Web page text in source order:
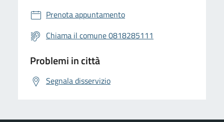
Prenota appuntamento
Chiama il comune 0818285111
Problemi in città
Segnala disservizio